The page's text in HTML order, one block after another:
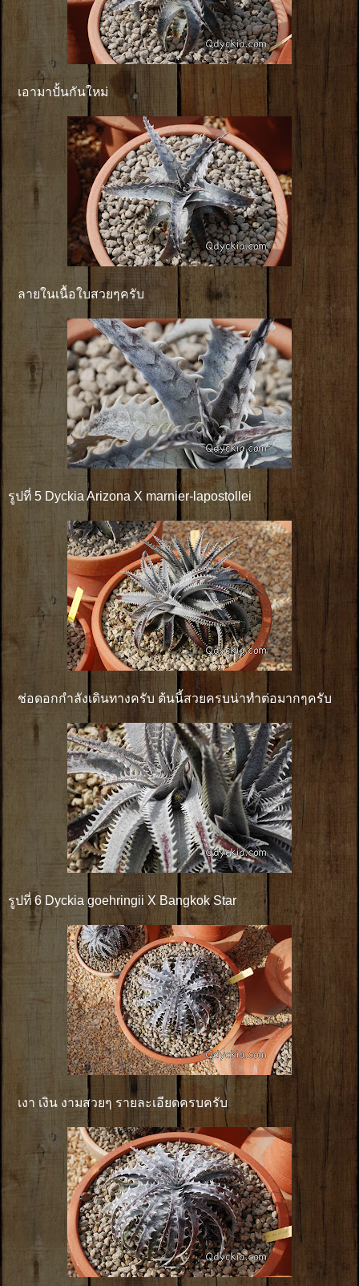
เอามาปั้นกันใหม่
ลายในเนื้อใบสวยๆครับ
รูปที่ 5 Dyckia Arizona X marnier-lapostollei
ช่อดอกกำลังเดินทางครับ ต้นนี้สวยครบน่าทำต่อมากๆครับ
รูปที่ 6 Dyckia goehringii X Bangkok Star
เงา เงิน งามสวยๆ รายละเอียดครบครับ